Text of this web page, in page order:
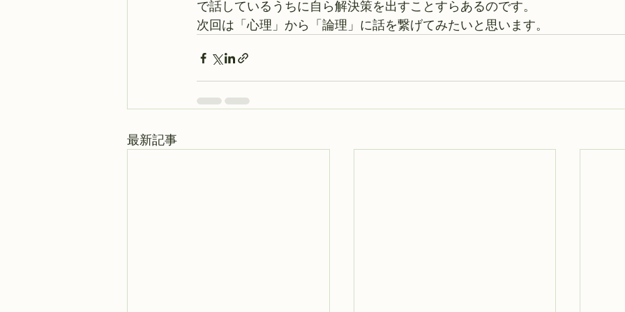
で話しているうちに自ら解決策を出すことすらあるのです。
次回は「心理」から「論理」に話を繋げてみたいと思います。
最新記事